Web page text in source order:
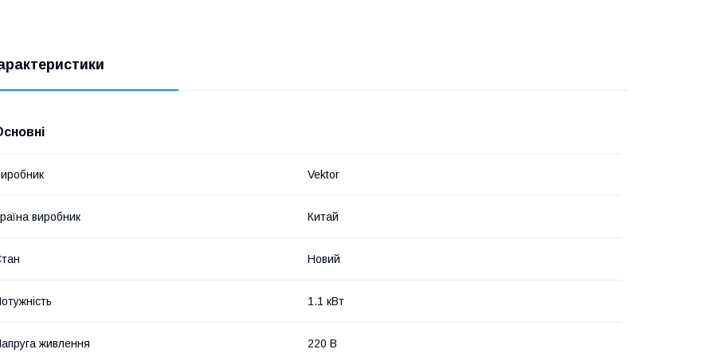
Vektor
виробник Китай
Новий
1.1 кВт
живлення 220 В